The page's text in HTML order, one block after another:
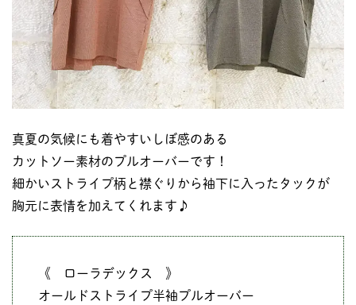
真夏の気候にも着やすいしぼ感のある
カットソー素材のプルオーバーです！
細かいストライプ柄と襟ぐりから袖下に入ったタックが
胸元に表情を加えてくれます♪
《 ローラデックス 》
オールドストライプ半袖プルオーバー